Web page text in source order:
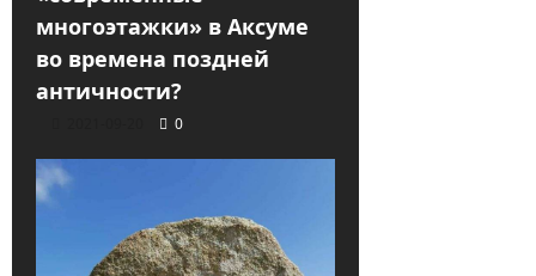
многоэтажки» в Аксуме
во времена поздней
античности?
0